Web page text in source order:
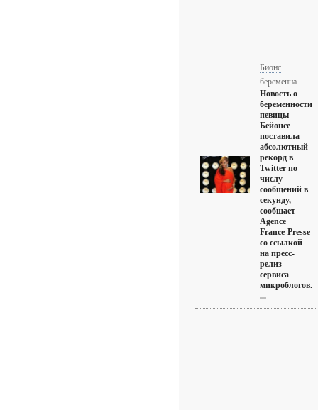
Бионс
беременна
Новость о
беременности
певицы
Бейонсе
поставила
абсолютный
рекорд в
Twitter по
числу
сообщений в
секунду,
сообщает
Agence
France-Presse
со ссылкой
на пресс-
релиз
сервиса
микроблогов.
...